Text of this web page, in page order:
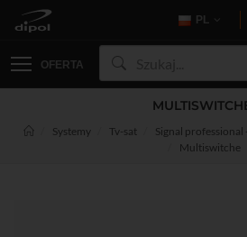
PL
OFERTA
Systemy Tv-sat
Signal
Multiswitche